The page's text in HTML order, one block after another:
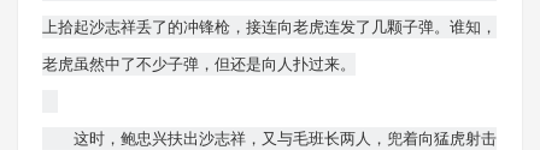
上拾起沙志祥丢了的冲锋枪，接连向老虎连发了几颗子弹。谁知，
老虎虽然中了不少子弹，但还是向人扑过来。
这时，鲍忠兴扶出沙志祥，又与毛班长两人，兜着向猛虎射击